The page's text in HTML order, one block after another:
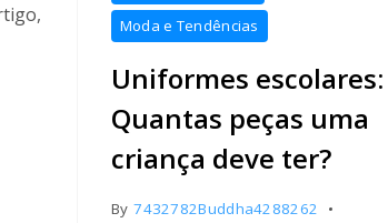
Moda e Tendências
Uniformes escolares:
Quantas peças uma
criança deve ter?
By 7432782Buddha4288262